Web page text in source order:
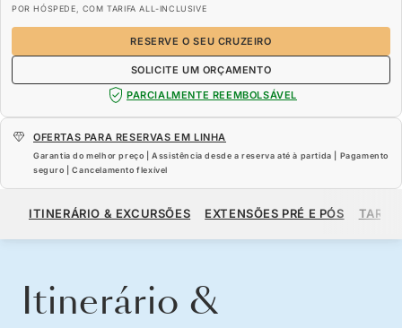
POR HÓSPEDE, COM TARIFA ALL-INCLUSIVE
RESERVE O SEU CRUZEIRO
SOLICITE UM ORÇAMENTO
PARCIALMENTE REEMBOLSÁVEL
OFERTAS PARA RESERVAS EM LINHA
Garantia do melhor preço | Assistência desde a reserva até à partida | Pagamento
seguro | Cancelamento flexível
A PARTIR DE US$ 15.700
ITINERÁRIO & EXCURSÕES EXTENSÕES PRÉ E PÓS
Itinerário &